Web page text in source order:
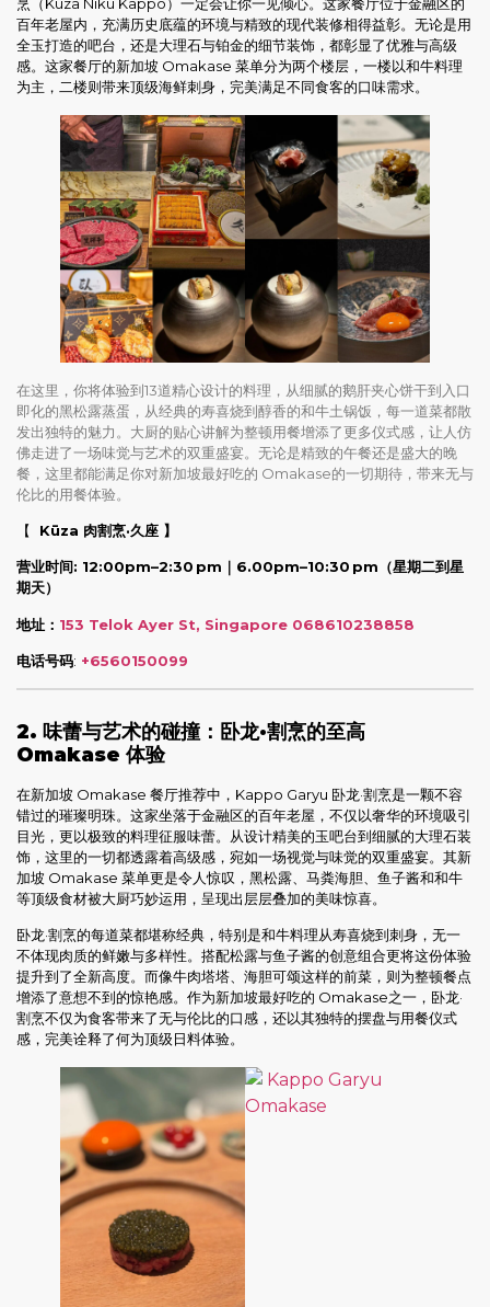
烹（Kuza Niku Kappo）一定会让你一见倾心。这家餐厅位于金融区的
百年老屋内，充满历史底蕴的环境与精致的现代装修相得益彰。无论是用
全玉打造的吧台，还是大理石与铂金的细节装饰，都彰显了优雅与高级
感。这家餐厅的新加坡 Omakase 菜单分为两个楼层，一楼以和牛料理
为主，二楼则带来顶级海鲜刺身，完美满足不同食客的口味需求。
在这里，你将体验到13道精心设计的料理，从细腻的鹅肝夹心饼干到入口
即化的黑松露蒸蛋，从经典的寿喜烧到醇香的和牛土锅饭，每一道菜都散
发出独特的魅力。大厨的贴心讲解为整顿用餐增添了更多仪式感，让人仿
佛走进了一场味觉与艺术的双重盛宴。无论是精致的午餐还是盛大的晚
餐，这里都能满足你对新加坡最好吃的 Omakase的一切期待，带来无与
伦比的用餐体验。
【 Kūza 肉割烹·久座 】
营业时间: 12:00pm–2:30 pm｜6.00pm–10:30 pm （星期二到星
期天）
地址： 153 Telok Ayer St, Singapore 068610238858
电话号码: +6560150099
2. 味蕾与艺术的碰撞：卧龙·割烹的至高
Omakase 体验
在新加坡 Omakase 餐厅推荐中，Kappo Garyu 卧龙·割烹是一颗不容
错过的璀璨明珠。这家坐落于金融区的百年老屋，不仅以奢华的环境吸引
目光，更以极致的料理征服味蕾。从设计精美的玉吧台到细腻的大理石装
饰，这里的一切都透露着高级感，宛如一场视觉与味觉的双重盛宴。其新
加坡 Omakase 菜单更是令人惊叹，黑松露、马粪海胆、鱼子酱和和牛
等顶级食材被大厨巧妙运用，呈现出层层叠加的美味惊喜。
卧龙·割烹的每道菜都堪称经典，特别是和牛料理从寿喜烧到刺身，无一
不体现肉质的鲜嫩与多样性。搭配松露与鱼子酱的创意组合更将这份体验
提升到了全新高度。而像牛肉塔塔、海胆可颂这样的前菜，则为整顿餐点
增添了意想不到的惊艳感。作为新加坡最好吃的 Omakase之一，卧龙·
割烹不仅为食客带来了无与伦比的口感，还以其独特的摆盘与用餐仪式
感，完美诠释了何为顶级日料体验。